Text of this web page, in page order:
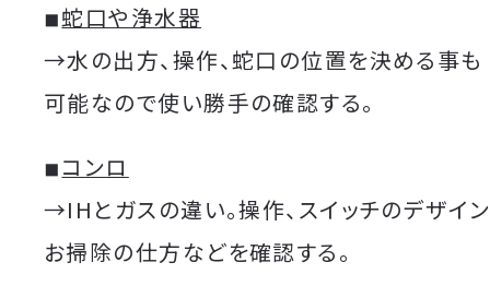
◾︎蛇口や浄水器
→水の出方、操作、蛇口の位置を決める事も
可能なので使い勝手の確認する。
◾︎コンロ
→IHとガスの違い。操作、スイッチのデザイン
お掃除の仕方などを確認する。